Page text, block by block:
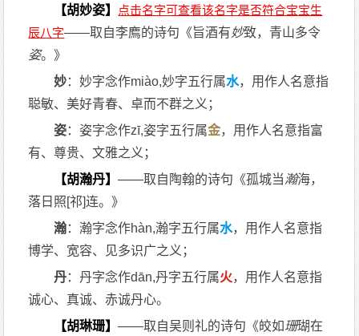
【胡妙姿】
——取自李廌的诗句《旨酒有妙致，青山多令
姿。》
妙：妙字念作miào,妙字五行属水，用作人名意指
聪敏、美好青春、卓而不群之义；
姿：姿字念作zī,姿字五行属金，用作人名意指富
有、尊贵、文雅之义；
【胡瀚丹】——取自陶翰的诗句《孤城当瀚海，
落日照[祁]连。》
瀚：瀚字念作hàn,瀚字五行属水，用作人名意指
博学、宽容、见多识广之义；
丹：丹字念作dān,丹字五行属火，用作人名意指
诚心、真诚、赤诚丹心。
【胡琳珊】——取自吴则礼的诗句《皎如珊瑚在